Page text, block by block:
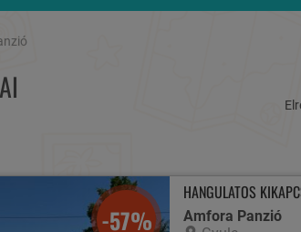
-57%
HANGULATOS
Amfora Panzió